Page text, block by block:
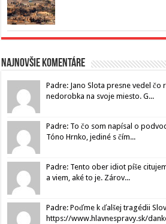
Najnovšie komentáre
Padre: Jano Slota presne vedel čo
nedorobka na svoje miesto. G...
Padre: To čo som napísal o
Tóno Hrnko, jediné s čím...
Padre: Tento ober idiot píše
a viem, aké to je. Zárov...
Padre: Poďme k ďalšej tragédii
https://www.hlavnespravy.sk/